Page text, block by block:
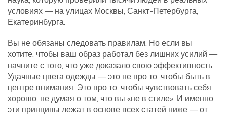
условиях — на улицах Москвы, Санкт-Петербурга,
Екатеринбурга.
Вы не обязаны следовать правилам. Но если вы
хотите, чтобы ваш образ работал без лишних усилий —
начните с того, что уже доказало свою эффективность.
Удачные цвета одежды — это не про то, чтобы быть в
центре внимания. Это про то, чтобы чувствовать себя
хорошо, не думая о том, что вы «не в стиле». И именно
эти принципы лежат в основе всех статей ниже — от